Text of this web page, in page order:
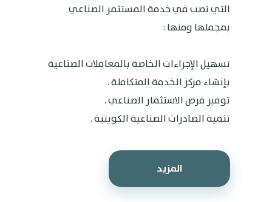
التي تصب في خدمة المستثمر الصناعي
بمجملها ومنها :
تسهيل الإجراءات الخاصة بالمعاملات الصناعية
بإنشاء مركز الخدمة المتكاملة .
توفير فرص الاستثمار الصناعي .
تنمية الصادرات الصناعية الكويتية .
المزيد